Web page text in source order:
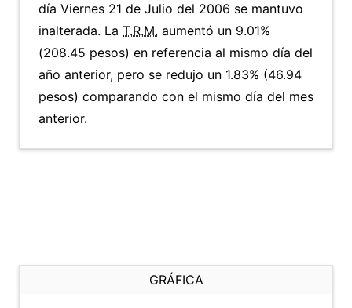
día Viernes 21 de Julio del 2006 se mantuvo
inalterada. La T.R.M. aumentó un 9.01%
(208.45 pesos) en referencia al mismo día del
año anterior, pero se redujo un 1.83% (46.94
pesos) comparando con el mismo día del mes
anterior.
GRÁFICA